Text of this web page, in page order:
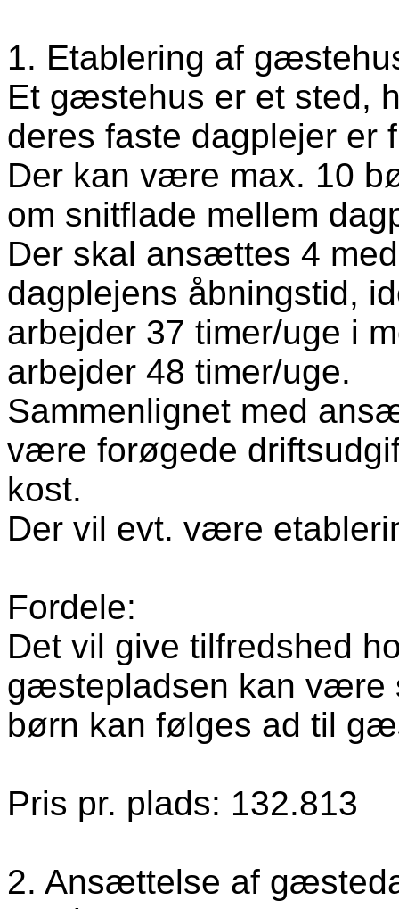
1. Etablering af
Et gæstehus er et sted,
deres faste dagplejer er
Der kan være max. 10
om snitflade mellem
Der skal ansættes 4
dagplejens åbningstid,
arbejder 37 timer/uge i
arbejder 48 timer/uge.
Sammenlignet med
være forøgede
kost.
Der vil evt. være
Fordele:
Det vil give tilfredshed
gæstepladsen kan være
børn kan følges ad til
Pris pr. plads: 132.813
2. Ansættelse af